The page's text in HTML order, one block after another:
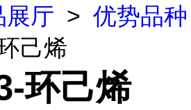
展厅 > 优势品种
己烯
环己烯